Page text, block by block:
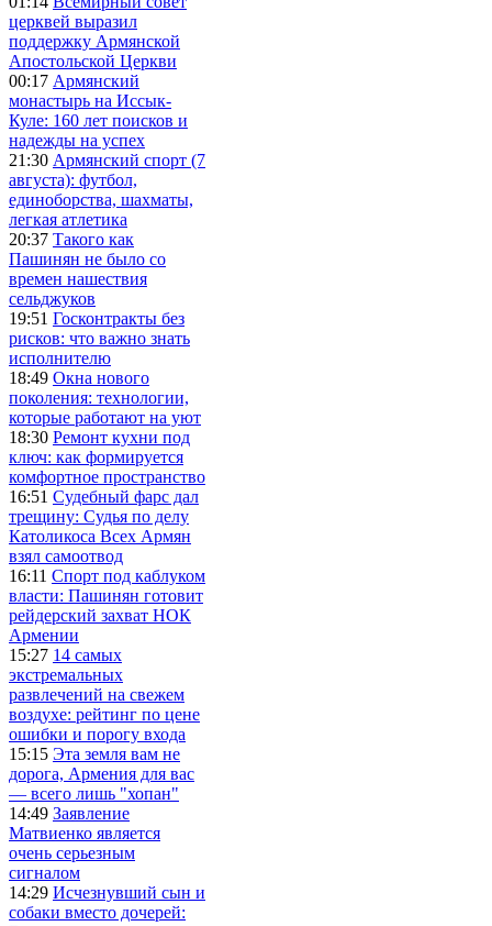
церквей выразил
поддержку Армянской
Апостольской Церкви
00:17 Армянский
монастырь на Иссык-
Куле: 160 лет поисков и
надежды на успех
21:30 Армянский спорт (7
августа): футбол,
единоборства, шахматы,
легкая атлетика
20:37 Такого как
Пашинян не было со
времен нашествия
сельджуков
19:51 Госконтракты без
рисков: что важно знать
исполнителю
18:49 Окна нового
поколения: технологии,
которые работают на уют
18:30 Ремонт кухни под
ключ: как формируется
комфортное пространство
16:51 Судебный фарс дал
трещину: Судья по делу
Католикоса Всех Армян
взял самоотвод
16:11 Спорт под каблуком
власти: Пашинян готовит
рейдерский захват НОК
Армении
15:27 14 самых
экстремальных
развлечений на свежем
воздухе: рейтинг по цене
ошибки и порогу входа
15:15 Эта земля вам не
дорога, Армения для вас
— всего лишь "хопан"
14:49 Заявление
Матвиенко является
очень серьезным
сигналом
14:29 Исчезнувший сын и
собаки вместо дочерей: